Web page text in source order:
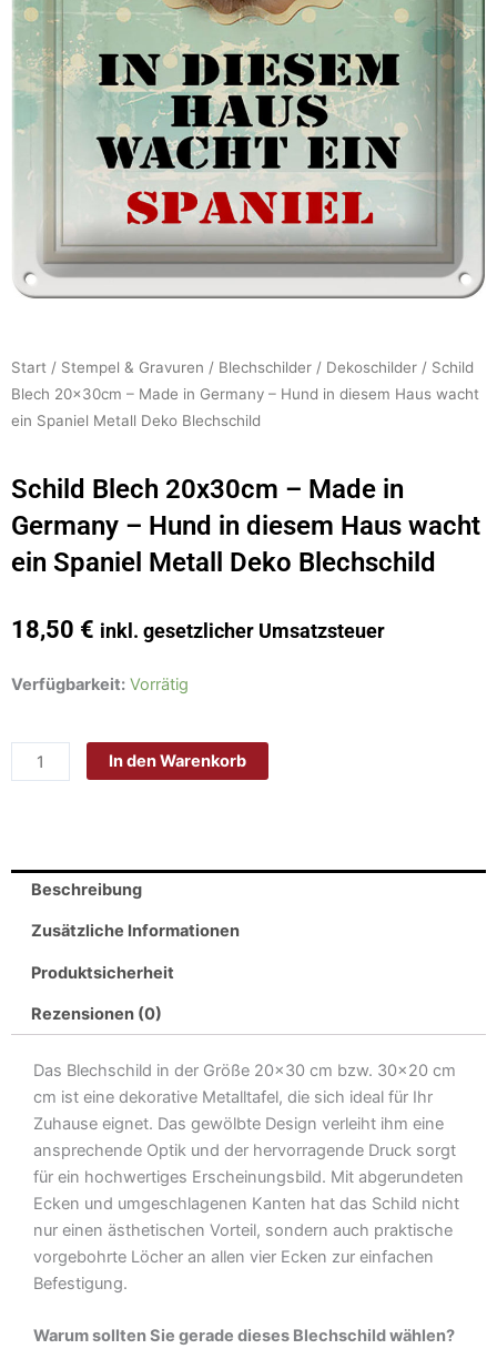
Start / Stempel & Gravuren / Blechschilder / Dekoschilder / Schild
Blech 20x30cm – Made in Germany – Hund in diesem Haus wacht
ein Spaniel Metall Deko Blechschild
Schild Blech 20x30cm – Made in
Germany – Hund in diesem Haus wacht
ein Spaniel Metall Deko Blechschild
18,50 € inkl. gesetzlicher Umsatzsteuer
Verfügbarkeit: Vorrätig
Schild
-
Hund
Haus
wacht
ein
Metall
Deko
Blechschild
Menge
In den Warenkorb
Beschreibung
Zusätzliche Informationen
Produktsicherheit
Rezensionen (0)
Das Blechschild in der Größe 20×30 cm bzw. 30×20 cm
cm ist eine dekorative Metalltafel, die sich ideal für Ihr
Zuhause eignet. Das gewölbte Design verleiht ihm eine
ansprechende Optik und der hervorragende Druck sorgt
für ein hochwertiges Erscheinungsbild. Mit abgerundeten
Ecken und umgeschlagenen Kanten hat das Schild nicht
nur einen ästhetischen Vorteil, sondern auch praktische
vorgebohrte Löcher an allen vier Ecken zur einfachen
Befestigung.
Warum sollten Sie gerade dieses Blechschild wählen?